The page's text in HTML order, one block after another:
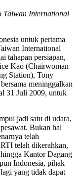
Taiwan International
untuk pertama
International
tahapan persiapan,
Kao (Chairwoman
Station), Tony
meninggalkan
31 Juli 2009, untuk
jadi satu di udara,
Bukan hal
telah
telah dikerahkan,
Kantor Dagang
Indonesia, pihak
yang tidak dapat